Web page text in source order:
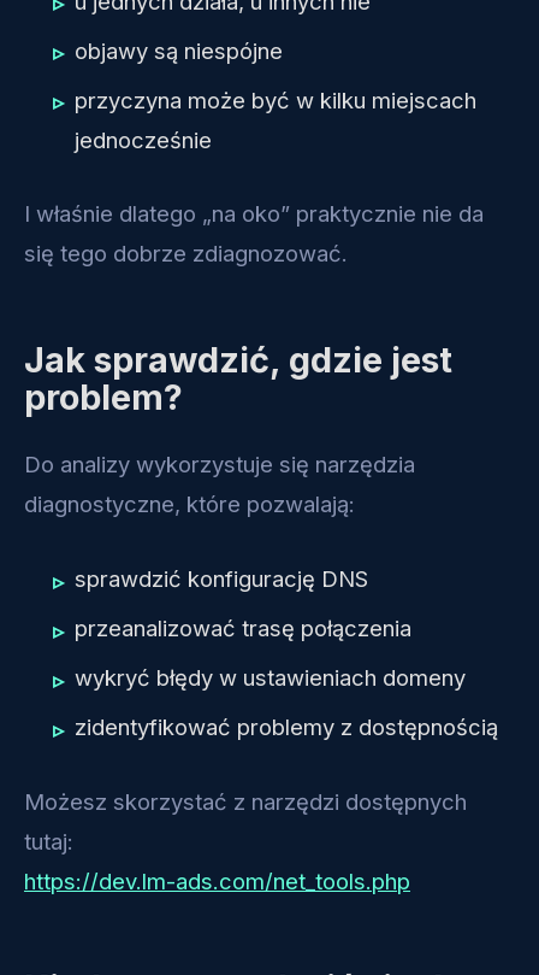
objawy są niespójne
przyczyna może być w kilku miejscach
jednocześnie
I właśnie dlatego „na oko” praktycznie nie da
się tego dobrze zdiagnozować.
Jak sprawdzić, gdzie jest
problem?
Do analizy wykorzystuje się narzędzia
diagnostyczne, które pozwalają:
sprawdzić konfigurację DNS
przeanalizować trasę połączenia
wykryć błędy w ustawieniach domeny
zidentyfikować problemy z dostępnością
Możesz skorzystać z narzędzi dostępnych
tutaj:
https://dev.lm-ads.com/net_tools.php